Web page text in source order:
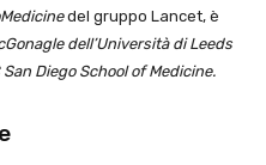
del gruppo Lancet, è
dell’Università di Leeds
Diego School of Medicine.